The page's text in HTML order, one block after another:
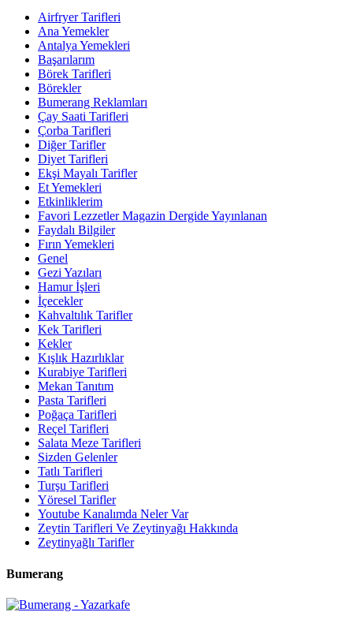
Airfryer Tarifleri
Ana Yemekler
Antalya Yemekleri
Başarılarım
Börek Tarifleri
Börekler
Bumerang Reklamları
Çay Saati Tarifleri
Çorba Tarifleri
Diğer Tarifler
Diyet Tarifleri
Ekşi Mayalı Tarifler
Et Yemekleri
Etkinliklerim
Favori Lezzetler Magazin Dergide Yayınlanan
Faydalı Bilgiler
Fırın Yemekleri
Genel
Gezi Yazıları
Hamur İşleri
İçecekler
Kahvaltılık Tarifler
Kek Tarifleri
Kekler
Kışlık Hazırlıklar
Kurabiye Tarifleri
Mekan Tanıtım
Pasta Tarifleri
Poğaça Tarifleri
Reçel Tarifleri
Salata Meze Tarifleri
Sizden Gelenler
Tatlı Tarifleri
Turşu Tarifleri
Yöresel Tarifler
Youtube Kanalımda Neler Var
Zeytin Tarifleri Ve Zeytinyağı Hakkında
Zeytinyağlı Tarifler
Bumerang